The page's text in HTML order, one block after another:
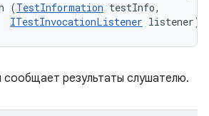
(TestInformation testInfo,
ITestInvocationListener listener)
сообщает результаты слушателю.